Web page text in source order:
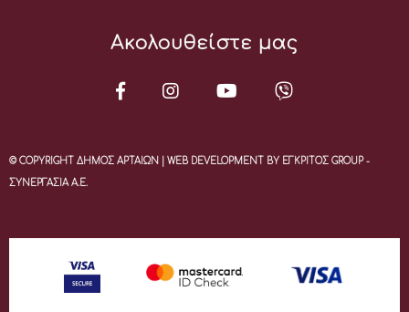
Ακολουθείστε μας
© COPYRIGHT ΔΗΜΟΣ ΑΡΤΑΙΩΝ | WEB DEVELOPMENT BY ΕΓΚΡΙΤΟΣ GROUP -
ΣΥΝΕΡΓΑΣΙΑ Α.Ε.